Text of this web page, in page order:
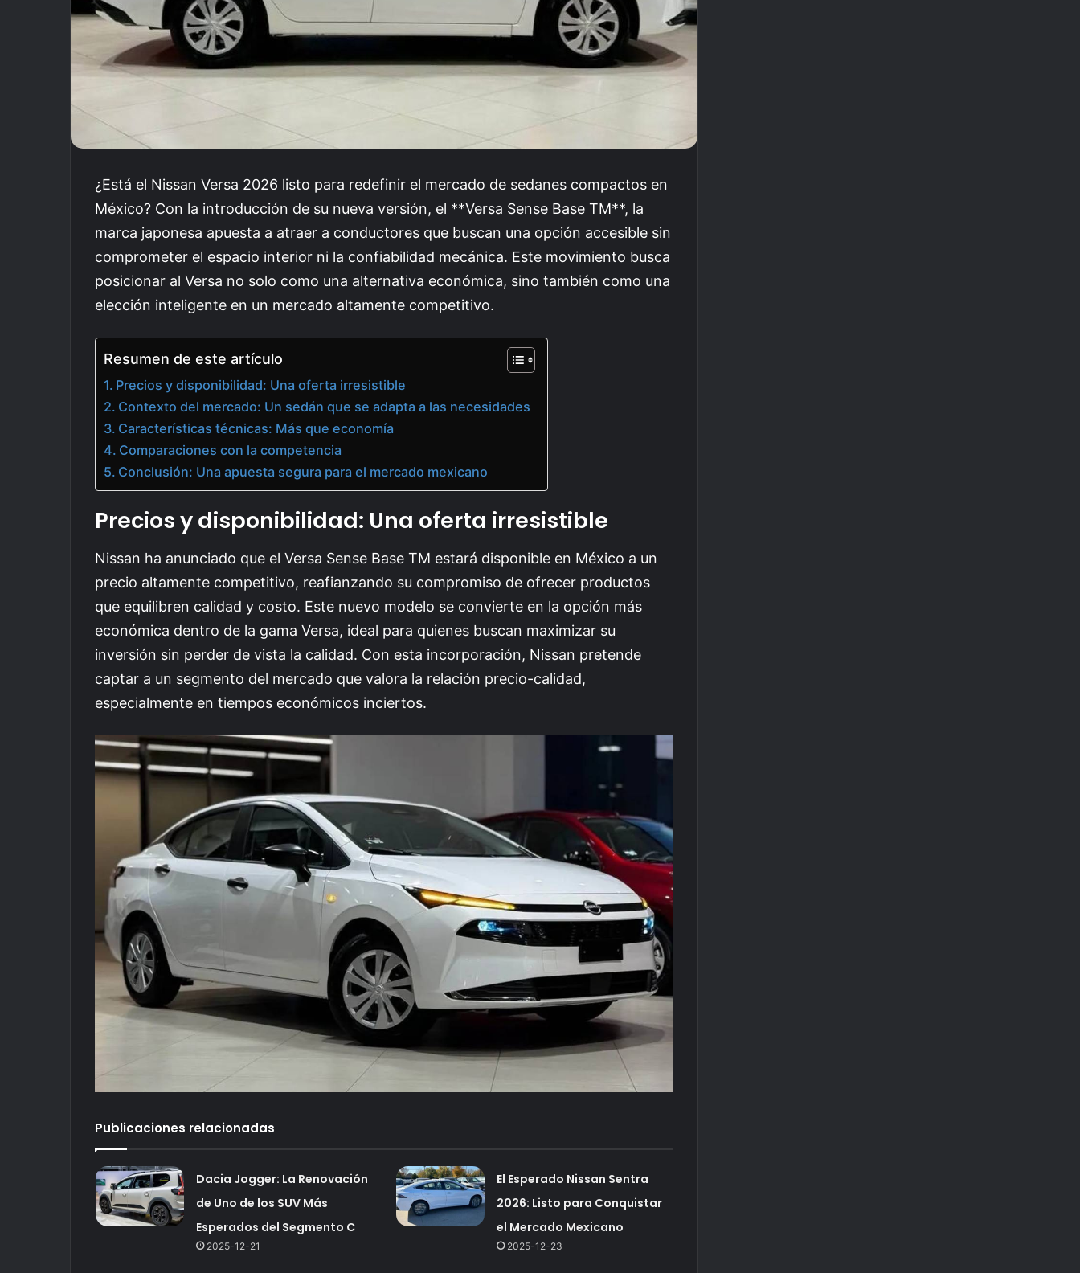
¿Está el Nissan Versa 2026 listo para redefinir el mercado de sedanes compactos en
México? Con la introducción de su nueva versión, el **Versa Sense Base TM**, la
marca japonesa apuesta a atraer a conductores que buscan una opción accesible sin
comprometer el espacio interior ni la confiabilidad mecánica. Este movimiento busca
posicionar al Versa no solo como una alternativa económica, sino también como una
elección inteligente en un mercado altamente competitivo.
Resumen de este artículo
Precios y disponibilidad: Una oferta irresistible
Contexto del mercado: Un sedán que se adapta a las necesidades
Características técnicas: Más que economía
Comparaciones con la competencia
Conclusión: Una apuesta segura para el mercado mexicano
Precios y disponibilidad: Una oferta irresistible
Nissan ha anunciado que el Versa Sense Base TM estará disponible en México a un
precio altamente competitivo, reafianzando su compromiso de ofrecer productos
que equilibren calidad y costo. Este nuevo modelo se convierte en la opción más
económica dentro de la gama Versa, ideal para quienes buscan maximizar su
inversión sin perder de vista la calidad. Con esta incorporación, Nissan pretende
captar a un segmento del mercado que valora la relación precio-calidad,
especialmente en tiempos económicos inciertos.
Publicaciones relacionadas
Dacia Jogger: La Renovación
de Uno de los SUV Más
Esperados del Segmento C
2025-12-21
El Esperado Nissan Sentra
2026: Listo para Conquistar
el Mercado Mexicano
2025-12-23